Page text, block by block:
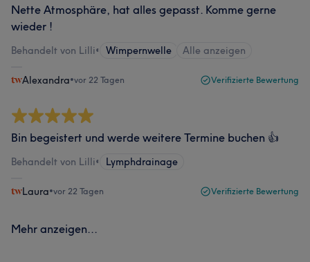
Nette Atmosphäre, hat alles gepasst. Komme gerne
wieder !
Behandelt von Lilli• Wimpernwelle Alle anzeigen
Alexandra•vor 22 Tagen Verifizierte Bewertung
Bin begeistert und werde weitere Termine buchen 👍
Behandelt von Lilli• Lymphdrainage
Laura•vor 22 Tagen Verifizierte Bewertung
Mehr anzeigen...